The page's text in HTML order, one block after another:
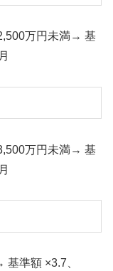
万円未満→ 基
万円未満→ 基
準額 ×3.7、